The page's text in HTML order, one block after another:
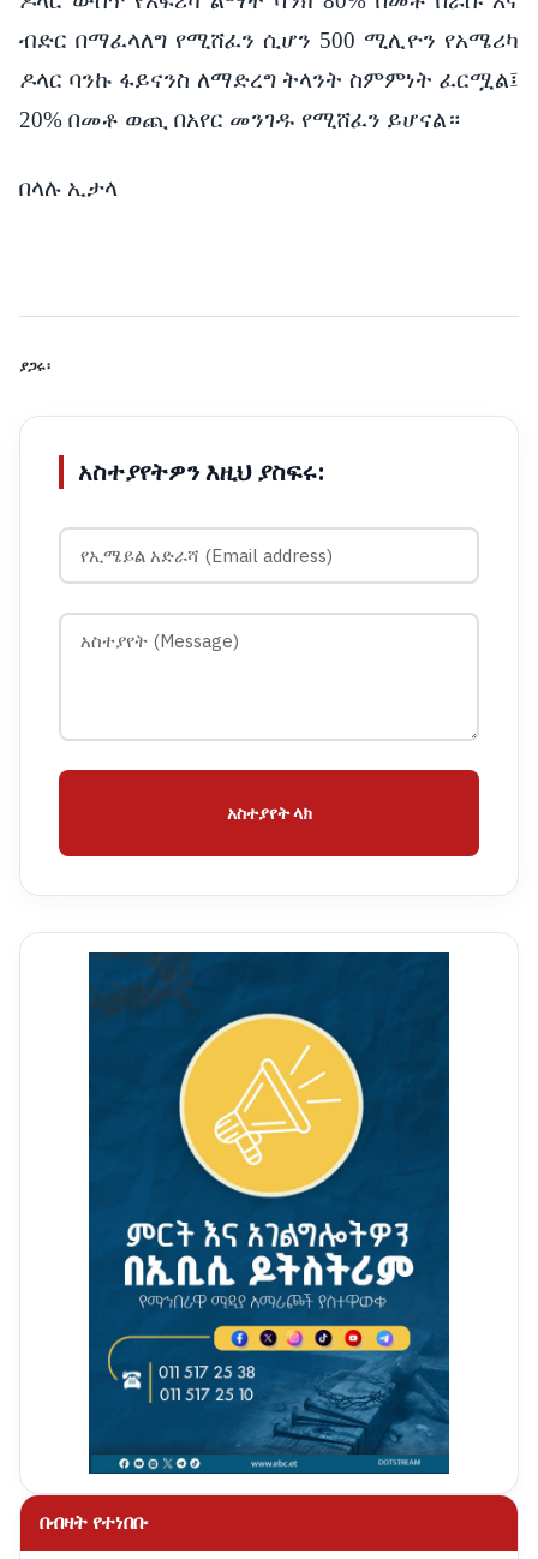
ብድር በማፈላለግ የሚሸፈን ሲሆን 500 ሚሊዮን የአሜሪካ
ዶላር ባንኩ ፋይናንስ ለማድረግ ትላንት ስምምነት ፈርሟል፤
20% በመቶ ወጪ በአየር መንገዱ የሚሸፈን ይሆናል።
በላሉ ኢታላ
ያጋሩ፡
አስተያየትዎን እዚህ ያስፍሩ:
አስተያየት ላክ
በብዛት የተነበቡ